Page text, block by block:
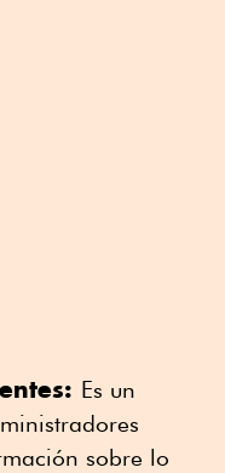
Es un
sobre lo